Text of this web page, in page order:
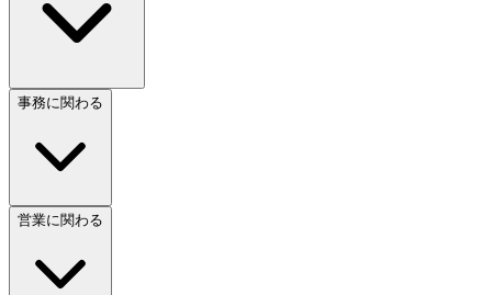
事務に関わる
営業に関わる